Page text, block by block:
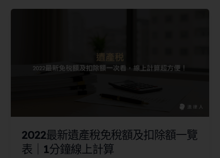
2022最新遺產稅免稅額及扣除額一覽
表｜1分鐘線上計算